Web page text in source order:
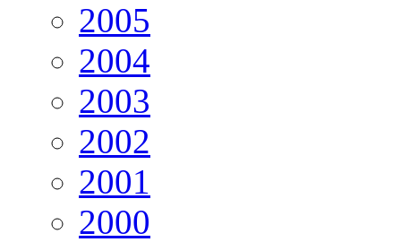
2005
2004
2003
2002
2001
2000